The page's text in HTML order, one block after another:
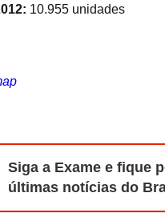
10.955 unidades
Siga a Exame e fique
últimas notícias do